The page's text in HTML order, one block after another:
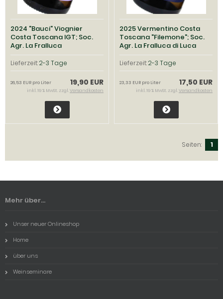
2024 "Bauci" Viognier
Costa Toscana IGT; Soc.
Agr. La Fralluca
Lieferzeit:2-3 Tage
19,90 EUR
26,53 EUR pro Liter
inkl. 19 % MwSt. zzgl.Versandkosten
2025 Vermentino Costa
Toscana "Filemone"; Soc.
Agr. La Fralluca di Luca
Recine
Lieferzeit:2-3 Tage
17,50 EUR
23,33 EUR pro Liter
inkl. 19 % MwSt. zzgl.Versandkosten
Seiten: 1
Mehr über...
Unser neuer Onlineshop
Home
über uns
Weinseminare